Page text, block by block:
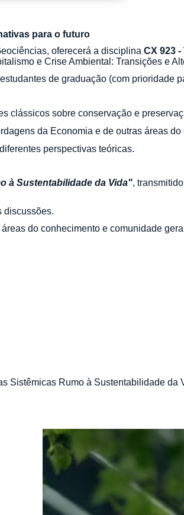
para o futuro
oferecerá a disciplina CX 923
e Crise Ambiental: Transições e
de graduação (com prioridade
clássicos sobre conservação e
da Economia e de outras áreas do
perspectivas teóricas.
à Sustentabilidade da Vida", transmitido
discussões.
do conhecimento e comunidade
Sistêmicas Rumo à Sustentabilidade da